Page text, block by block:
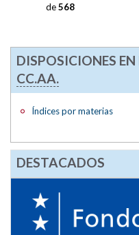
de568
DISPOSICIONES
CC.AA.
Índices por materias
DESTACADOS